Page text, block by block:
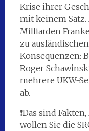
Krise ihrer
mit keinem
Milliarden
zu
Konsequenzen:
Roger
mehrere UKW-
ab.
❗️Das sind
wollen Sie die